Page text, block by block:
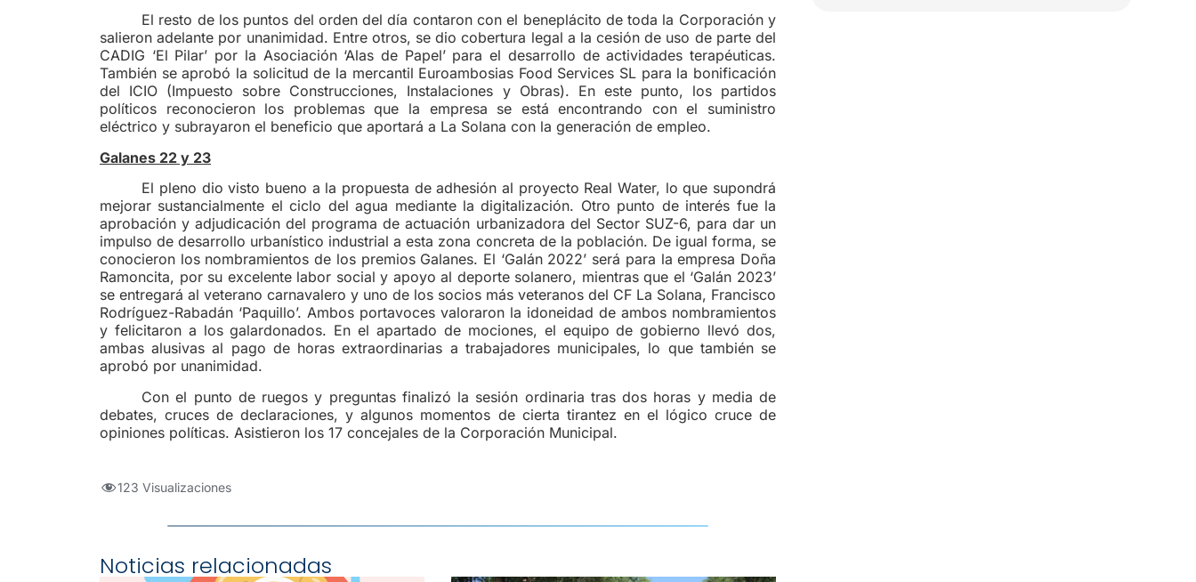
El resto de los puntos del orden del día contaron con el beneplácito de toda la Corporación y
salieron adelante por unanimidad. Entre otros, se dio cobertura legal a la cesión de uso de parte del
CADIG ‘El Pilar’ por la Asociación ‘Alas de Papel’ para el desarrollo de actividades terapéuticas.
También se aprobó la solicitud de la mercantil Euroambosias Food Services SL para la bonificación
del ICIO (Impuesto sobre Construcciones, Instalaciones y Obras). En este punto, los partidos
políticos reconocieron los problemas que la empresa se está encontrando con el suministro
eléctrico y subrayaron el beneficio que aportará a La Solana con la generación de empleo.
Galanes 22 y 23
El pleno dio visto bueno a la propuesta de adhesión al proyecto Real Water, lo que supondrá
mejorar sustancialmente el ciclo del agua mediante la digitalización. Otro punto de interés fue la
aprobación y adjudicación del programa de actuación urbanizadora del Sector SUZ-6, para dar un
impulso de desarrollo urbanístico industrial a esta zona concreta de la población. De igual forma, se
conocieron los nombramientos de los premios Galanes. El ‘Galán 2022’ será para la empresa Doña
Ramoncita, por su excelente labor social y apoyo al deporte solanero, mientras que el ‘Galán 2023’
se entregará al veterano carnavalero y uno de los socios más veteranos del CF La Solana, Francisco
Rodríguez-Rabadán ‘Paquillo’. Ambos portavoces valoraron la idoneidad de ambos nombramientos
y felicitaron a los galardonados. En el apartado de mociones, el equipo de gobierno llevó dos,
ambas alusivas al pago de horas extraordinarias a trabajadores municipales, lo que también se
aprobó por unanimidad.
Con el punto de ruegos y preguntas finalizó la sesión ordinaria tras dos horas y media de
debates, cruces de declaraciones, y algunos momentos de cierta tirantez en el lógico cruce de
opiniones políticas. Asistieron los 17 concejales de la Corporación Municipal.
123 Visualizaciones
Noticias relacionadas